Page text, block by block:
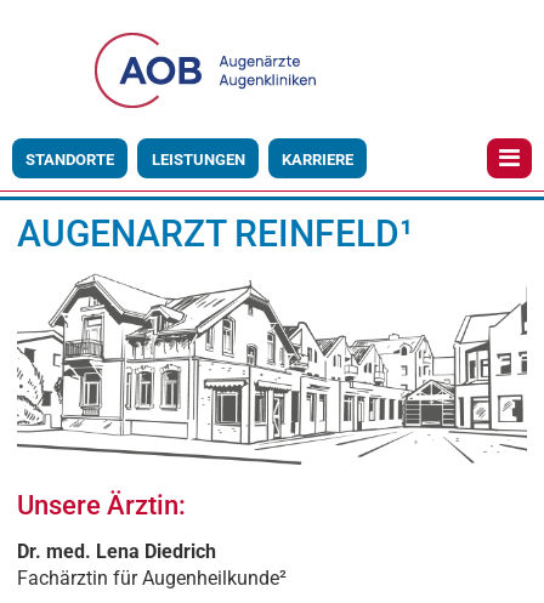
STANDORTE LEISTUNGEN KARRIERE
AUGENARZT REINFELD¹
Unsere Ärztin:
Dr. med. Lena Diedrich
Fachärztin für Augenheilkunde²